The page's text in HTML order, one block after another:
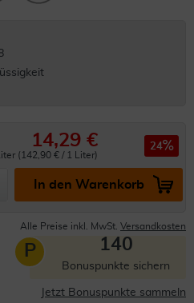
14,29 €
(142,90 € / 1 Liter)
24
In den Warenkorb
Alle Preise inkl. MwSt. Versandkosten
P 140
Bonuspunkte sichern
Jetzt Bonuspunkte sammeln